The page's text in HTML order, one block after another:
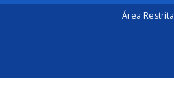
Área Restrita